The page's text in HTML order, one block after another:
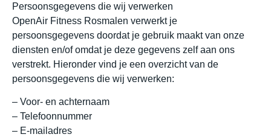
Persoonsgegevens die wij verwerken
OpenAir Fitness Rosmalen verwerkt je
persoonsgegevens doordat je gebruik maakt van onze
diensten en/of omdat je deze gegevens zelf aan ons
verstrekt. Hieronder vind je een overzicht van de
persoonsgegevens die wij verwerken:
– Voor- en achternaam
– Telefoonnummer
– E-mailadres